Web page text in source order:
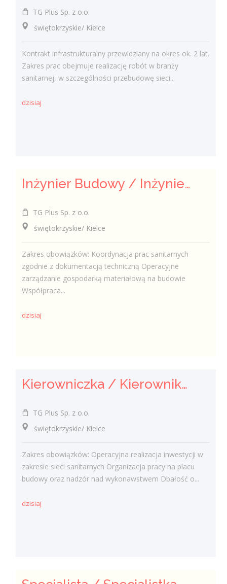
TG Plus Sp. z o.o.
świętokrzyskie/ Kielce
Kontrakt infrastrukturalny przewidziany na okres ok. 2 lat.
Zakres prac obejmuje realizację robót w branży
sanitarnej, w szczególności przebudowę sieci...
dzisiaj
Inżynier Budowy / Inżynierka Budowy
TG Plus Sp. z o.o.
świętokrzyskie/ Kielce
Zakres obowiązków: Koordynacja prac sanitarnych
zgodnie z dokumentacją techniczną Operacyjne
zarządzanie gospodarką materiałową na budowie
Współpraca...
dzisiaj
Kierowniczka / Kierownik Robót Sanitarnych
TG Plus Sp. z o.o.
świętokrzyskie/ Kielce
Zakres obowiązków: Operacyjna realizacja inwestycji w
zakresie sieci sanitarnych Organizacja pracy na placu
budowy oraz nadzór nad wykonawstwem Dbałość o...
dzisiaj